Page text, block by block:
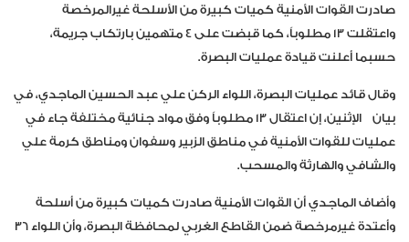
صادرت القوات الأمنية كميات كبيرة من الأسلحة غيرالمرخصة
واعتقلت 13 مطلوباً، كما قبضت على 4 متهمين بارتكاب جريمة،
حسبما أعلنت قيادة عمليات البصرة.
وقال قائد عمليات البصرة، اللواء الركن علي عبد الحسين الماجدي، في
بيان الإثنين، إن اعتقال 13 مطلوباً وفق مواد جنائية مختلفة جاء في
عمليات للقوات الأمنية في مناطق الزبير وسفوان ومناطق كرمة علي
والشافي والهارثة والمسحب.
وأضاف الماجدي أن القوات الأمنية صادرت كميات كبيرة من أسلحة
وأعتدة غيرمرخصة ضمن القاطع الغربي لمحافظة البصرة، وأن اللواء 36